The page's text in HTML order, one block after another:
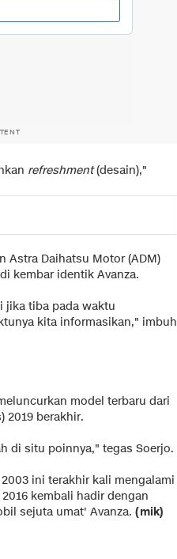
refreshment(desain),"
Astra Daihatsu Motor (ADM)
kembar identik Avanza.
jika tiba pada waktu
kita informasikan," imbuh
model terbaru dari
2019 berakhir.
di situ poinnya," tegas Soerjo.
ini terakhir kali mengalami
kembali hadir dengan
sejuta umat' Avanza. (mik)